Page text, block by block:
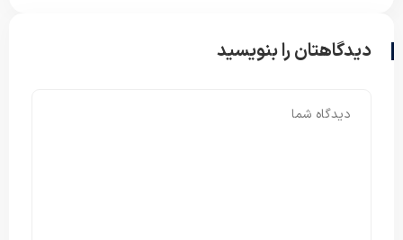
دیدگاهتان را بنویسید